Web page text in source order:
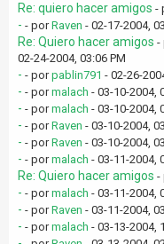
Re: quiero hacer amigos -
- - porRaven - 02-17-2004,
Re: Quiero hacer amigos -
02-24-2004, 03:06 PM
- - porpablin791 - 02-26-
- - pormalach - 03-10-2004,
- - pormalach - 03-10-2004,
- - porRaven - 03-10-2004,
- - porRaven - 03-10-2004,
- - pormalach - 03-11-2004,
Re: Quiero hacer amigos -
- - pormalach - 03-11-2004,
- - porRaven - 03-11-2004,
- - pormalach - 03-13-2004,